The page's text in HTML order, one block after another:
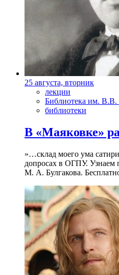
25 августа, вторник
лекции
Библиотека им. В.В.
библиотеки
В «Маяковке»
»…склад моего ума
допросах в ОГПУ. Узнаем
М. А. Булгакова.